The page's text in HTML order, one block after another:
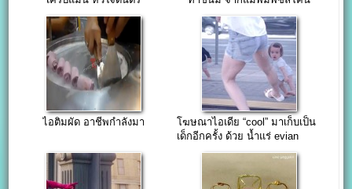
ไอติมผัด อาชีพกำลังมา
โฆษณาไอเดีย “cool” มาเก็บเป็น
เด็กอีกครั้ง ด้วย น้ำแร่ evian